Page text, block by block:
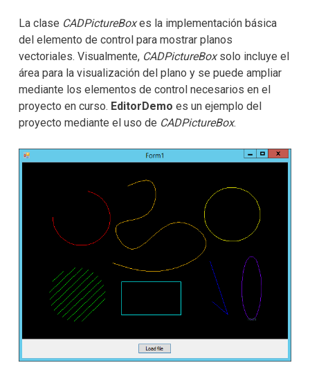
La clase CADPictureBoxes la implementación básica
del elemento de control para mostrar planos
vectoriales. Visualmente, CADPictureBoxsolo incluye el
área para la visualización del plano y se puede ampliar
mediante los elementos de control necesarios en el
proyecto en curso. EditorDemo es un ejemplo del
proyecto mediante el uso de CADPictureBox.